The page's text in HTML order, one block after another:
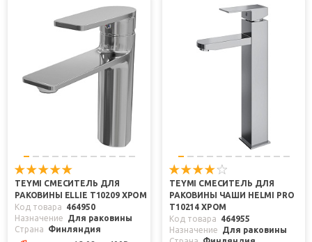
TEYMI СМЕСИТЕЛЬ ДЛЯ
РАКОВИНЫ ELLIE T10209 ХРОМ
Код товара
464950
Назначение
Для раковины
Страна
Финляндия
TEYMI СМЕСИТЕЛЬ ДЛЯ
РАКОВИНЫ ЧАШИ HELMI PRO
T10214 ХРОМ
Код товара
464955
Назначение
Для раковины